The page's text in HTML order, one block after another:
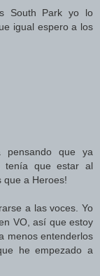
South Park yo lo
igual espero a los
pensando que ya
tenía que estar al
que a Heroes!
a las voces. Yo
VO, así que estoy
menos entenderlos
he empezado a